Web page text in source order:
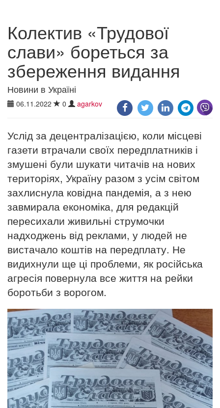
Колектив «Трудової
слави» бореться за
збереження видання
Новини в Україні
06.11.2022 0 agarkov
Услід за децентралізацією, коли місцеві
газети втрачали своїх передплатників і
змушені були шукати читачів на нових
територіях, Україну разом з усім світом
захлиснула ковідна пандемія, а з нею
завмирала економіка, для редакцій
пересихали живильні струмочки
надходжень від реклами, у людей не
вистачало коштів на передплату. Не
видихнули ще ці проблеми, як російська
агресія повернула все життя на рейки
боротьби з ворогом.